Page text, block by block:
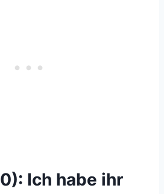
Ich habe ihr